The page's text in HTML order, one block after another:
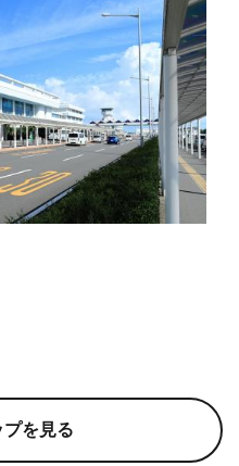
プを見る